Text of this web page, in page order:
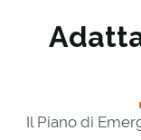
Il Piano di